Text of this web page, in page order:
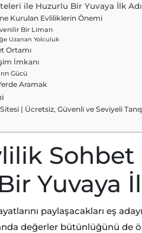
ile Huzurlu Bir Yuvaya İlk
Kurulan Evliliklerin Önemi
Bir Liman
Uzanan Yolculuk
Ortamı
İmkanı
Gücü
Aramak
| Ücretsiz, Güvenli ve Seviyeli
Sohbet
Yuvaya
paylaşacakları eş
değerler bütünlüğünü de